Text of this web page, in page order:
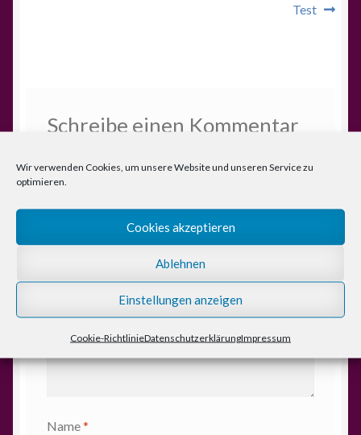
Wir verwenden Cookies, um unsere Website und unseren Service zu
optimieren.
Cookies akzeptieren
Ablehnen
Einstellungen anzeigen
Cookie-RichtlinieDatenschutzerklärungImpressum
Nächster
Test
Schreibe einen Kommentar
Erforderliche Felder sind mit*markiert
Kommentar*
Name*